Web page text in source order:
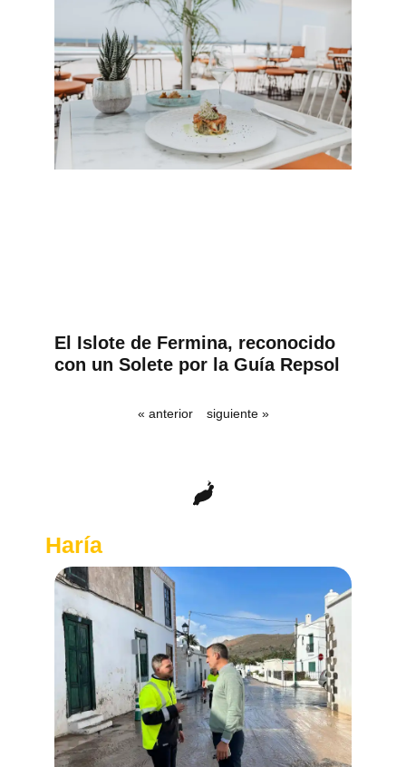
El Islote de Fermina, reconocido
con un Solete por la Guía Repsol
« anterior siguiente »
Haría